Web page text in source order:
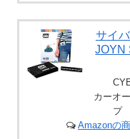
サイ
JOYN
カーオ
プ
Amazonの